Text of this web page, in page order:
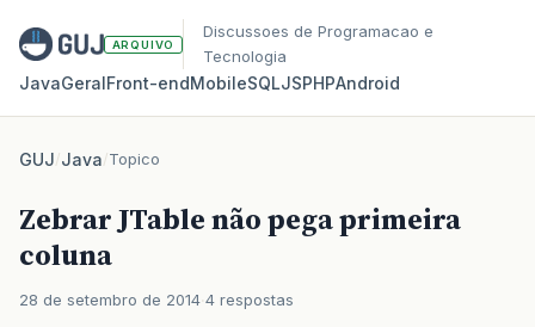
ARQUIVO
Discussoes de Programacao e
Tecnologia
JavaGeralFront‑endMobileSQLJSPHPAndroid
GUJ/Java/Topico
Zebrar JTable não pega primeira
coluna
28 de setembro de 2014 4 respostas